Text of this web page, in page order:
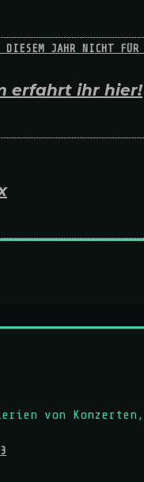
erfahrt ihr hier!
von